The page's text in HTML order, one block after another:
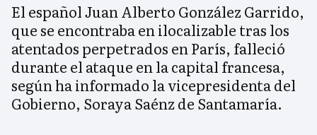
El español Juan Alberto González Garrido,
que se encontraba en ilocalizable tras los
atentados perpetrados en París, falleció
durante el ataque en la capital francesa,
según ha informado la vicepresidenta del
Gobierno, Soraya Saénz de Santamaría.